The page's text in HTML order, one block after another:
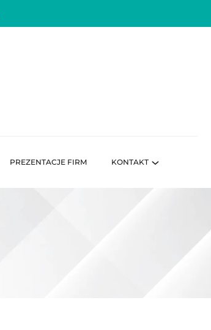
PREZENTACJE FIRM KONTAKT